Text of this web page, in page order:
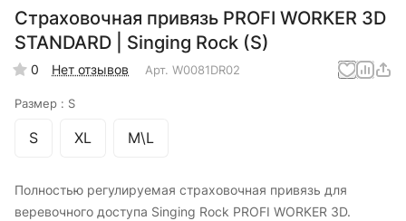
Страховочная привязь PROFI WORKER 3D
STANDARD | Singing Rock (S)
0 Нет отзывов Арт. W0081DR02
Размер : S
S XL M\L
Полностью регулируемая страховочная привязь для
веревочного доступа Singing Rock PROFI WORKER 3D.